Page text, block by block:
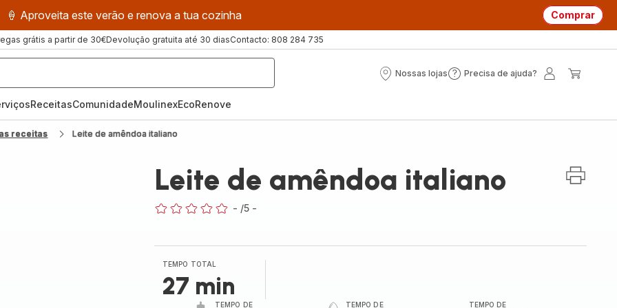
🍦 Aproveita este verão e renova a tua cozinha Comprar
grátis a partir de 30€Devolução gratuita até 30 diasContacto: 808 284 735
Nossas lojas
Nossas
Precisa de ajuda?
Precisa
ReceitasComunidadeMoulinexEcoRenove
receitas Leite de amêndoa italiano
Leite de amêndoa italiano
- /5 -
TEMPO TOTAL
27 min
TEMPO DE
TEMPO DE
TEMPO DE